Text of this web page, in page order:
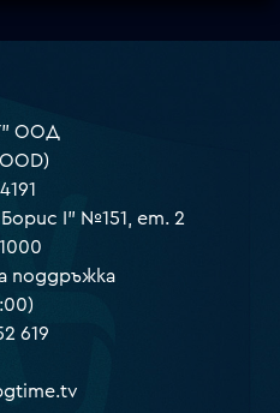
ООД
Борис I" №151, ет. 2
поддръжка
619